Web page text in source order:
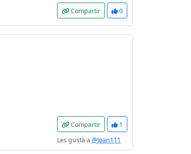
Compartir 0
Compartir
1
Les gusta a @Joan111